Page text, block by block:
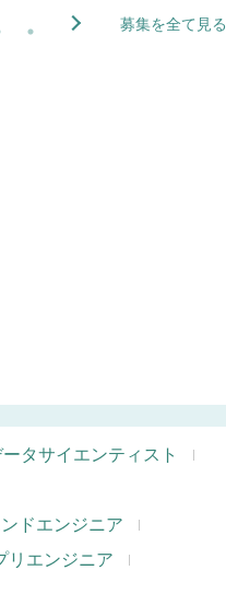
募集を全て見る
ータサイエンティスト
ドエンジニア
リエンジニア